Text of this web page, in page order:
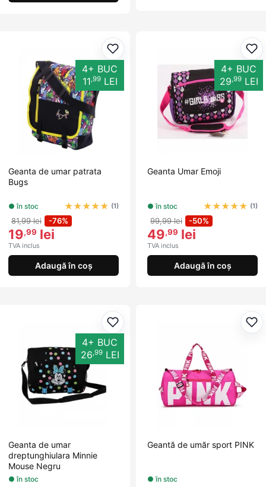
Adaugă la favorite
4+ BUC
11,99LEI
Geanta de umar patrata
Bugs
● în stoc ★★★★★ (1)
81,99 lei -76%
19,99 lei
TVA inclus
Adaugă în coș
4+ BUC
29,99LEI
Geanta Umar Emoji
● în stoc ★★★★★ (1)
99,99 lei -50%
49,99 lei
TVA inclus
Adaugă în coș
Adaugă la favorite
4+ BUC
26,99LEI
Geanta de umar
dreptunghiulara Minnie
Mouse Negru
● în stoc
Geantă de umăr sport PINK
● în stoc